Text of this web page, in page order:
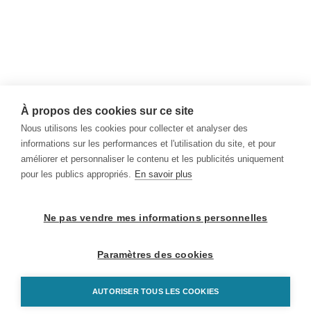
À propos des cookies sur ce site
Nous utilisons les cookies pour collecter et analyser des
informations sur les performances et l'utilisation du site, et pour
améliorer et personnaliser le contenu et les publicités uniquement
pour les publics appropriés. En savoir plus
Ne pas vendre mes informations personnelles
Paramètres des cookies
AUTORISER TOUS LES COOKIES